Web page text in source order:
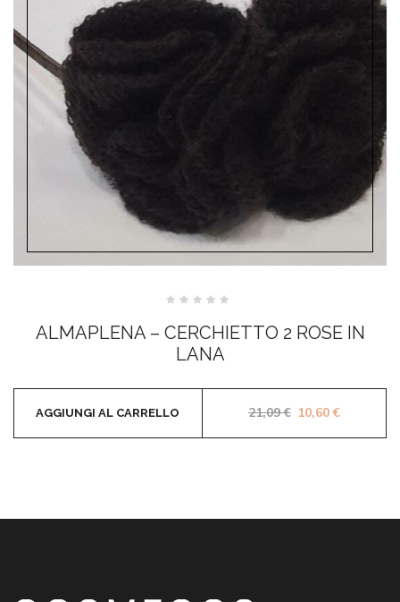
su
5
ALMAPLENA – CERCHIETTO 2 ROSE IN
LANA
21,09€ Il prezzo
10,60€Il prezzo
AGGIUNGI AL CARRELLO